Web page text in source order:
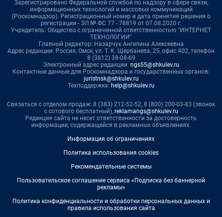
Зарегистрировано Федеральной службой по надзору в сфере связи,
информационных технологий и массовых коммуникаций
(Роскомнадзор). Регистрационный номер и дата принятия решения о
регистрации - ЭЛ № ФС 77 - 78819 от 07.08.2020 г.
Учредитель: Общество с ограниченной ответственностью "ИНТЕРНЕТ
ТЕХНОЛОГИИ"
Главный редактор: Назарчук Ангелина Алексеевна
Адрес редакции: Россия, Омск, ул. Т. К. Щербанева, 25, офис 402, телефон
8 (3812) 38-08-69
Электронный адрес редакции: ngs55@shkulev.ru
Контактные данные для Роскомнадзора и государственных органов:
juristnsk@shkulev.ru
Техподдержка: help@shkulev.ru
Связаться с отделом продаж: 8 (383) 212-52-52, 8 (800) 200-03-83 (звонок
с сотового бесплатный), reklamangs@shkulev.ru
Редакция сайта не несет ответственности за достоверность
информации, содержащейся в рекламных объявлениях.
Информация об ограничениях
Политика использования cookies
Рекомендательные системы
Пользовательское соглашение сервиса «Подписка без баннерной
рекламы»
Политика конфиденциальности и обработки персональных данных и
правила использования сайта